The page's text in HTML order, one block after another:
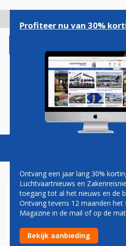
gaan
Magazine Podcasts
WIFI NETWERK
‘AL-QAIDA’ IN
AMERICAN
Profiteer nu van 30%
Ontvang een jaar lang 30%
Luchtvaartnieuws en
toegang tot al het nieuws en de
Ontvang tevens 12 maanden het
Magazine in de mail of op de
Bekijk aanbieding